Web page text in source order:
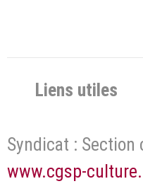
Liens utiles
Syndicat : Section
www.cgsp-